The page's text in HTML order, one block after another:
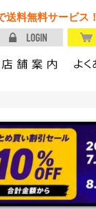
送料無料サービス！